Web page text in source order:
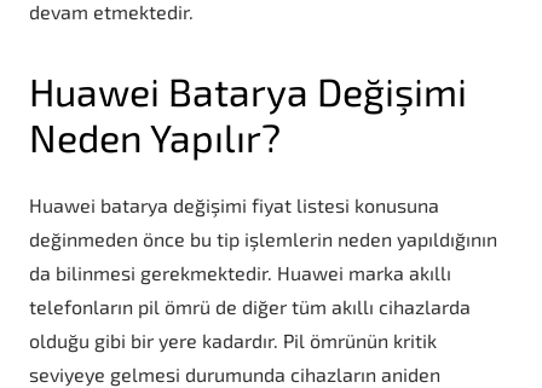
devam etmektedir.
Huawei Batarya Değişimi
Neden Yapılır?
Huawei batarya değişimi fiyat listesi konusuna
değinmeden önce bu tip işlemlerin neden yapıldığının
da bilinmesi gerekmektedir. Huawei marka akıllı
telefonların pil ömrü de diğer tüm akıllı cihazlarda
olduğu gibi bir yere kadardır. Pil ömrünün kritik
seviyeye gelmesi durumunda cihazların aniden